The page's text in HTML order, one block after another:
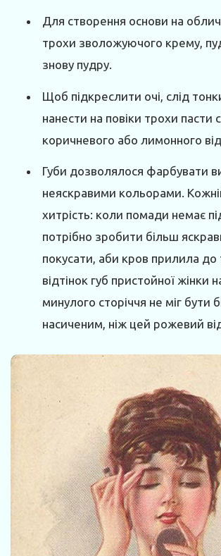
Для створення основи на
трохи зволожуючого крему,
знову пудру.
Щоб підкреслити очі, слід
нанести на повіки трохи пасти
коричневого або лимонного
Губи дозволялося фарбувати
неяскравими кольорами.
хитрість: коли помади немає
потрібно зробити більш
покусати, аби кров прилила
відтінок губ пристойної жінки
минулого сторіччя не міг бути
насиченим, ніж цей рожевий